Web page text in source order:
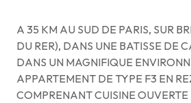
A 35 KM AU SUD DE PARIS, SUR
DU RER), DANS UNE BATISSE DE
DANS UN MAGNIFIQUE
APPARTEMENT DE TYPE F3 EN
COMPRENANT CUISINE OUVERTE